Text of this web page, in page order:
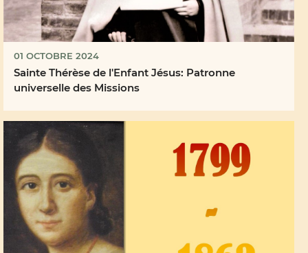
01 OCTOBRE 2024
Sainte Thérèse de l'Enfant Jésus: Patronne
universelle des Missions